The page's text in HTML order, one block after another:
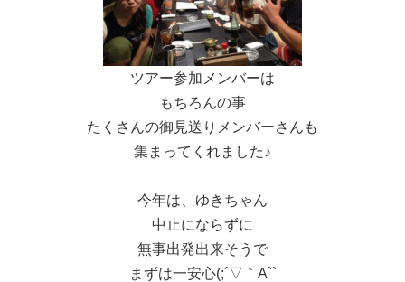
ツアー参加メンバーは
もちろんの事
たくさんの御見送りメンバーさんも
集まってくれました♪
今年は、ゆきちゃん
中止にならずに
無事出発出来そうで
まずは一安心(;´▽｀A``